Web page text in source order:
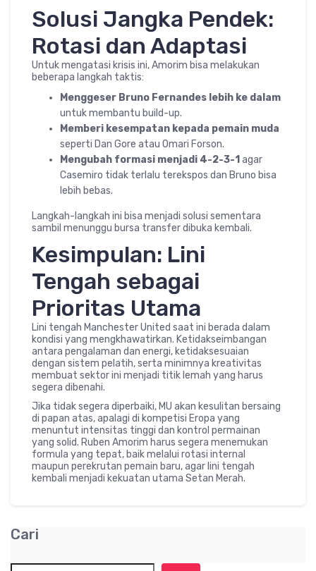
Solusi Jangka Pendek:
Rotasi dan Adaptasi
Untuk mengatasi krisis ini, Amorim bisa melakukan
beberapa langkah taktis:
Menggeser Bruno Fernandes lebih ke dalam
untuk membantu build-up.
Memberi kesempatan kepada pemain muda
seperti Dan Gore atau Omari Forson.
Mengubah formasi menjadi 4-2-3-1 agar
Casemiro tidak terlalu terekspos dan Bruno bisa
lebih bebas.
Langkah-langkah ini bisa menjadi solusi sementara
sambil menunggu bursa transfer dibuka kembali.
Kesimpulan: Lini
Tengah sebagai
Prioritas Utama
Lini tengah Manchester United saat ini berada dalam
kondisi yang mengkhawatirkan. Ketidakseimbangan
antara pengalaman dan energi, ketidaksesuaian
dengan sistem pelatih, serta minimnya kreativitas
membuat sektor ini menjadi titik lemah yang harus
segera dibenahi.
Jika tidak segera diperbaiki, MU akan kesulitan bersaing
di papan atas, apalagi di kompetisi Eropa yang
menuntut intensitas tinggi dan kontrol permainan
yang solid. Ruben Amorim harus segera menemukan
formula yang tepat, baik melalui rotasi internal
maupun perekrutan pemain baru, agar lini tengah
kembali menjadi kekuatan utama Setan Merah.
Cari